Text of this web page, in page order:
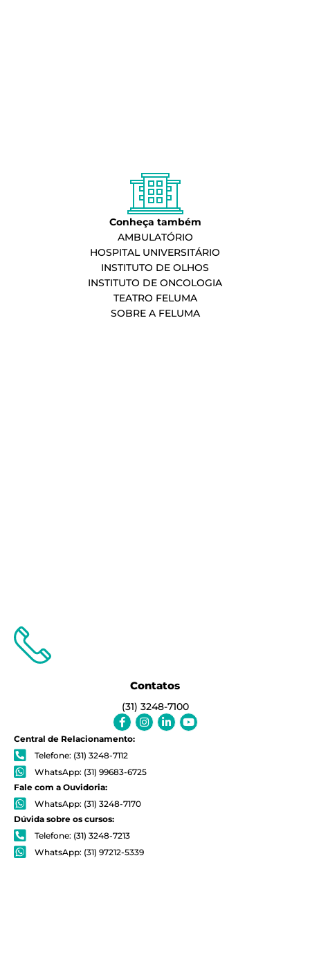
Conheça também
AMBULATÓRIO
HOSPITAL UNIVERSITÁRIO
INSTITUTO DE OLHOS
INSTITUTO DE ONCOLOGIA
TEATRO FELUMA
SOBRE A FELUMA
Contatos
(31) 3248-7100
Facebook-
f
Instagram
Linkedin-
in
Youtube
Central de Relacionamento:
Telefone: (31) 3248-7112
WhatsApp: (31) 99683-6725
Fale com a Ouvidoria:
WhatsApp: (31) 3248-7170
Dúvida sobre os cursos:
Telefone: (31) 3248-7213
WhatsApp: (31) 97212-5339